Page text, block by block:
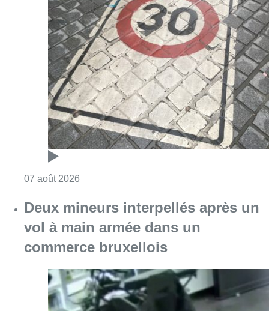
07 août 2026Consulter l'article "Les Bruxellois
Deux mineurs interpellés après un
vol à main armée dans un
commerce bruxellois